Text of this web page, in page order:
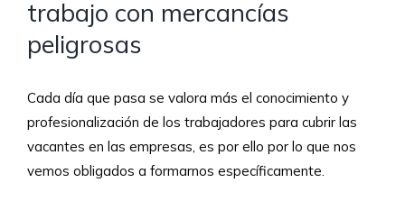
trabajo con mercancías
peligrosas
Cada día que pasa se valora más el conocimiento y
profesionalización de los trabajadores para cubrir las
vacantes en las empresas, es por ello por lo que nos
vemos obligados a formarnos específicamente.